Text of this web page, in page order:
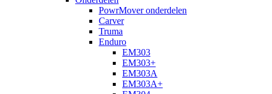
PowrMover onderdelen
Carver
Truma
Enduro
EM303
EM303+
EM303A
EM303A+